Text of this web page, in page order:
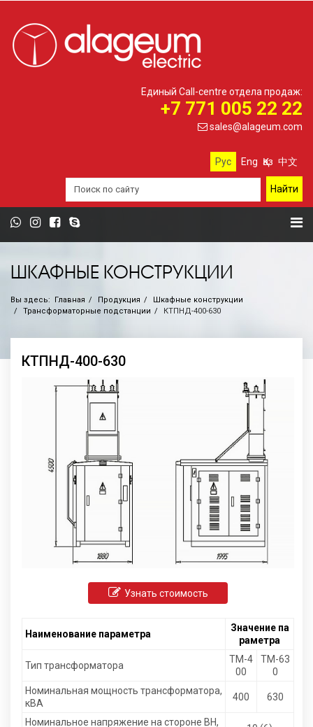
Единый Call-centre отдела продаж:
+7 771 005 22 22
sales@alageum.com
Рус Eng Қаз 中文
ШКАФНЫЕ КОНСТРУКЦИИ
Вы здесь: Главная Продукция
Шкафные конструкции
Трансформаторные подстанции
КТПНД-400-630
КТПНД-400-630
Узнать стоимость
Наименование параметра
Значение па
раметра
Тип трансформатора
ТМ-4
00
ТМ-63
0
Номинальная мощность трансформатора,
кВА
400 630
Номинальное напряжение на стороне ВН,